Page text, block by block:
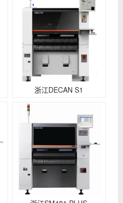
浙江DECAN S1